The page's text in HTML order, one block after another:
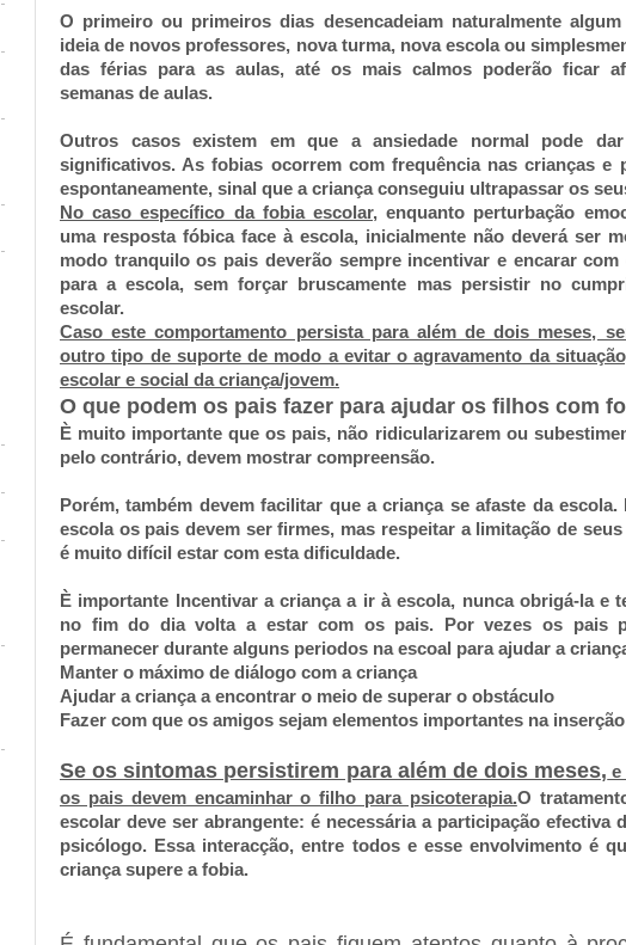
O primeiro ou primeiros dias desencadeiam naturalmente
ideia de novos professores, nova turma, nova escola ou
das férias para as aulas, até os mais calmos poderão ficar
semanas de aulas.
Outros casos existem em que a ansiedade normal pode
significativos. As fobias ocorrem com frequência nas crianças e
espontaneamente, sinal que a criança conseguiu ultrapassar os
No caso específico da fobia escolar, enquanto perturbação
uma resposta fóbica face à escola, inicialmente não deverá ser
modo tranquilo os pais deverão sempre incentivar e encarar
para a escola, sem forçar bruscamente mas persistir no
escolar.
Caso este comportamento persista para além de dois meses,
outro tipo de suporte de modo a evitar o agravamento da
escolar e social da criança/jovem.
O que podem os pais fazer para ajudar os filhos com
È muito importante que os pais, não ridicularizarem ou
pelo contrário, devem mostrar compreensão.
Porém, também devem facilitar que a criança se afaste da escola.
escola os pais devem ser firmes, mas respeitar a limitação de
é muito difícil estar com esta dificuldade.
È importante Incentivar a criança a ir à escola, nunca obrigá-la e
no fim do dia volta a estar com os pais. Por vezes os pais
permanecer durante alguns periodos na escoal para ajudar a
Manter o máximo de diálogo com a criança
Ajudar a criança a encontrar o meio de superar o obstáculo
Fazer com que os amigos sejam elementos importantes na
Se os sintomas persistirem para além de dois meses, e
os pais devem encaminhar o filho para psicoterapia.O
escolar deve ser abrangente: é necessária a participação efectiva
psicólogo. Essa interacção, entre todos e esse envolvimento é
criança supere a fobia.